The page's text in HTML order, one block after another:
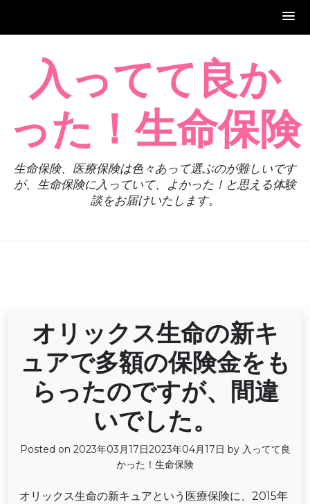
content入ってて良か
った！生命保険
生命保険、医療保険は色々あって選ぶのが難しいです
が、生命保険に入っていて、よかった！と思える体験
談をお届けいたします。
オリックス生命の新キ
ュアで多額の保険金をも
らったのですが、間違
いでした。
Posted on 2023年03月17日2023年04月17日 by 入ってて良
かった！生命保険
オリックス生命の新キュアという医療保険に、2015年